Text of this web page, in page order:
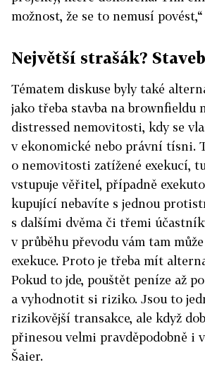
možnost, že se to nemusí
Největší strašák?
Tématem diskuse byly také
jako třeba stavba na brownfieldu
distressed nemovitosti, kdy se
v ekonomické nebo právní tísni.
o nemovitosti zatížené exekucí,
vstupuje věřitel, případně
kupující nebavíte s jednou
s dalšími dvěma či třemi
v průběhu převodu vám tam
exekuce. Proto je třeba mít
Pokud to jde, pouštět peníze až
a vyhodnotit si riziko. Jsou to
rizikovější transakce, ale když
přinesou velmi pravděpodobně i
Šaier.